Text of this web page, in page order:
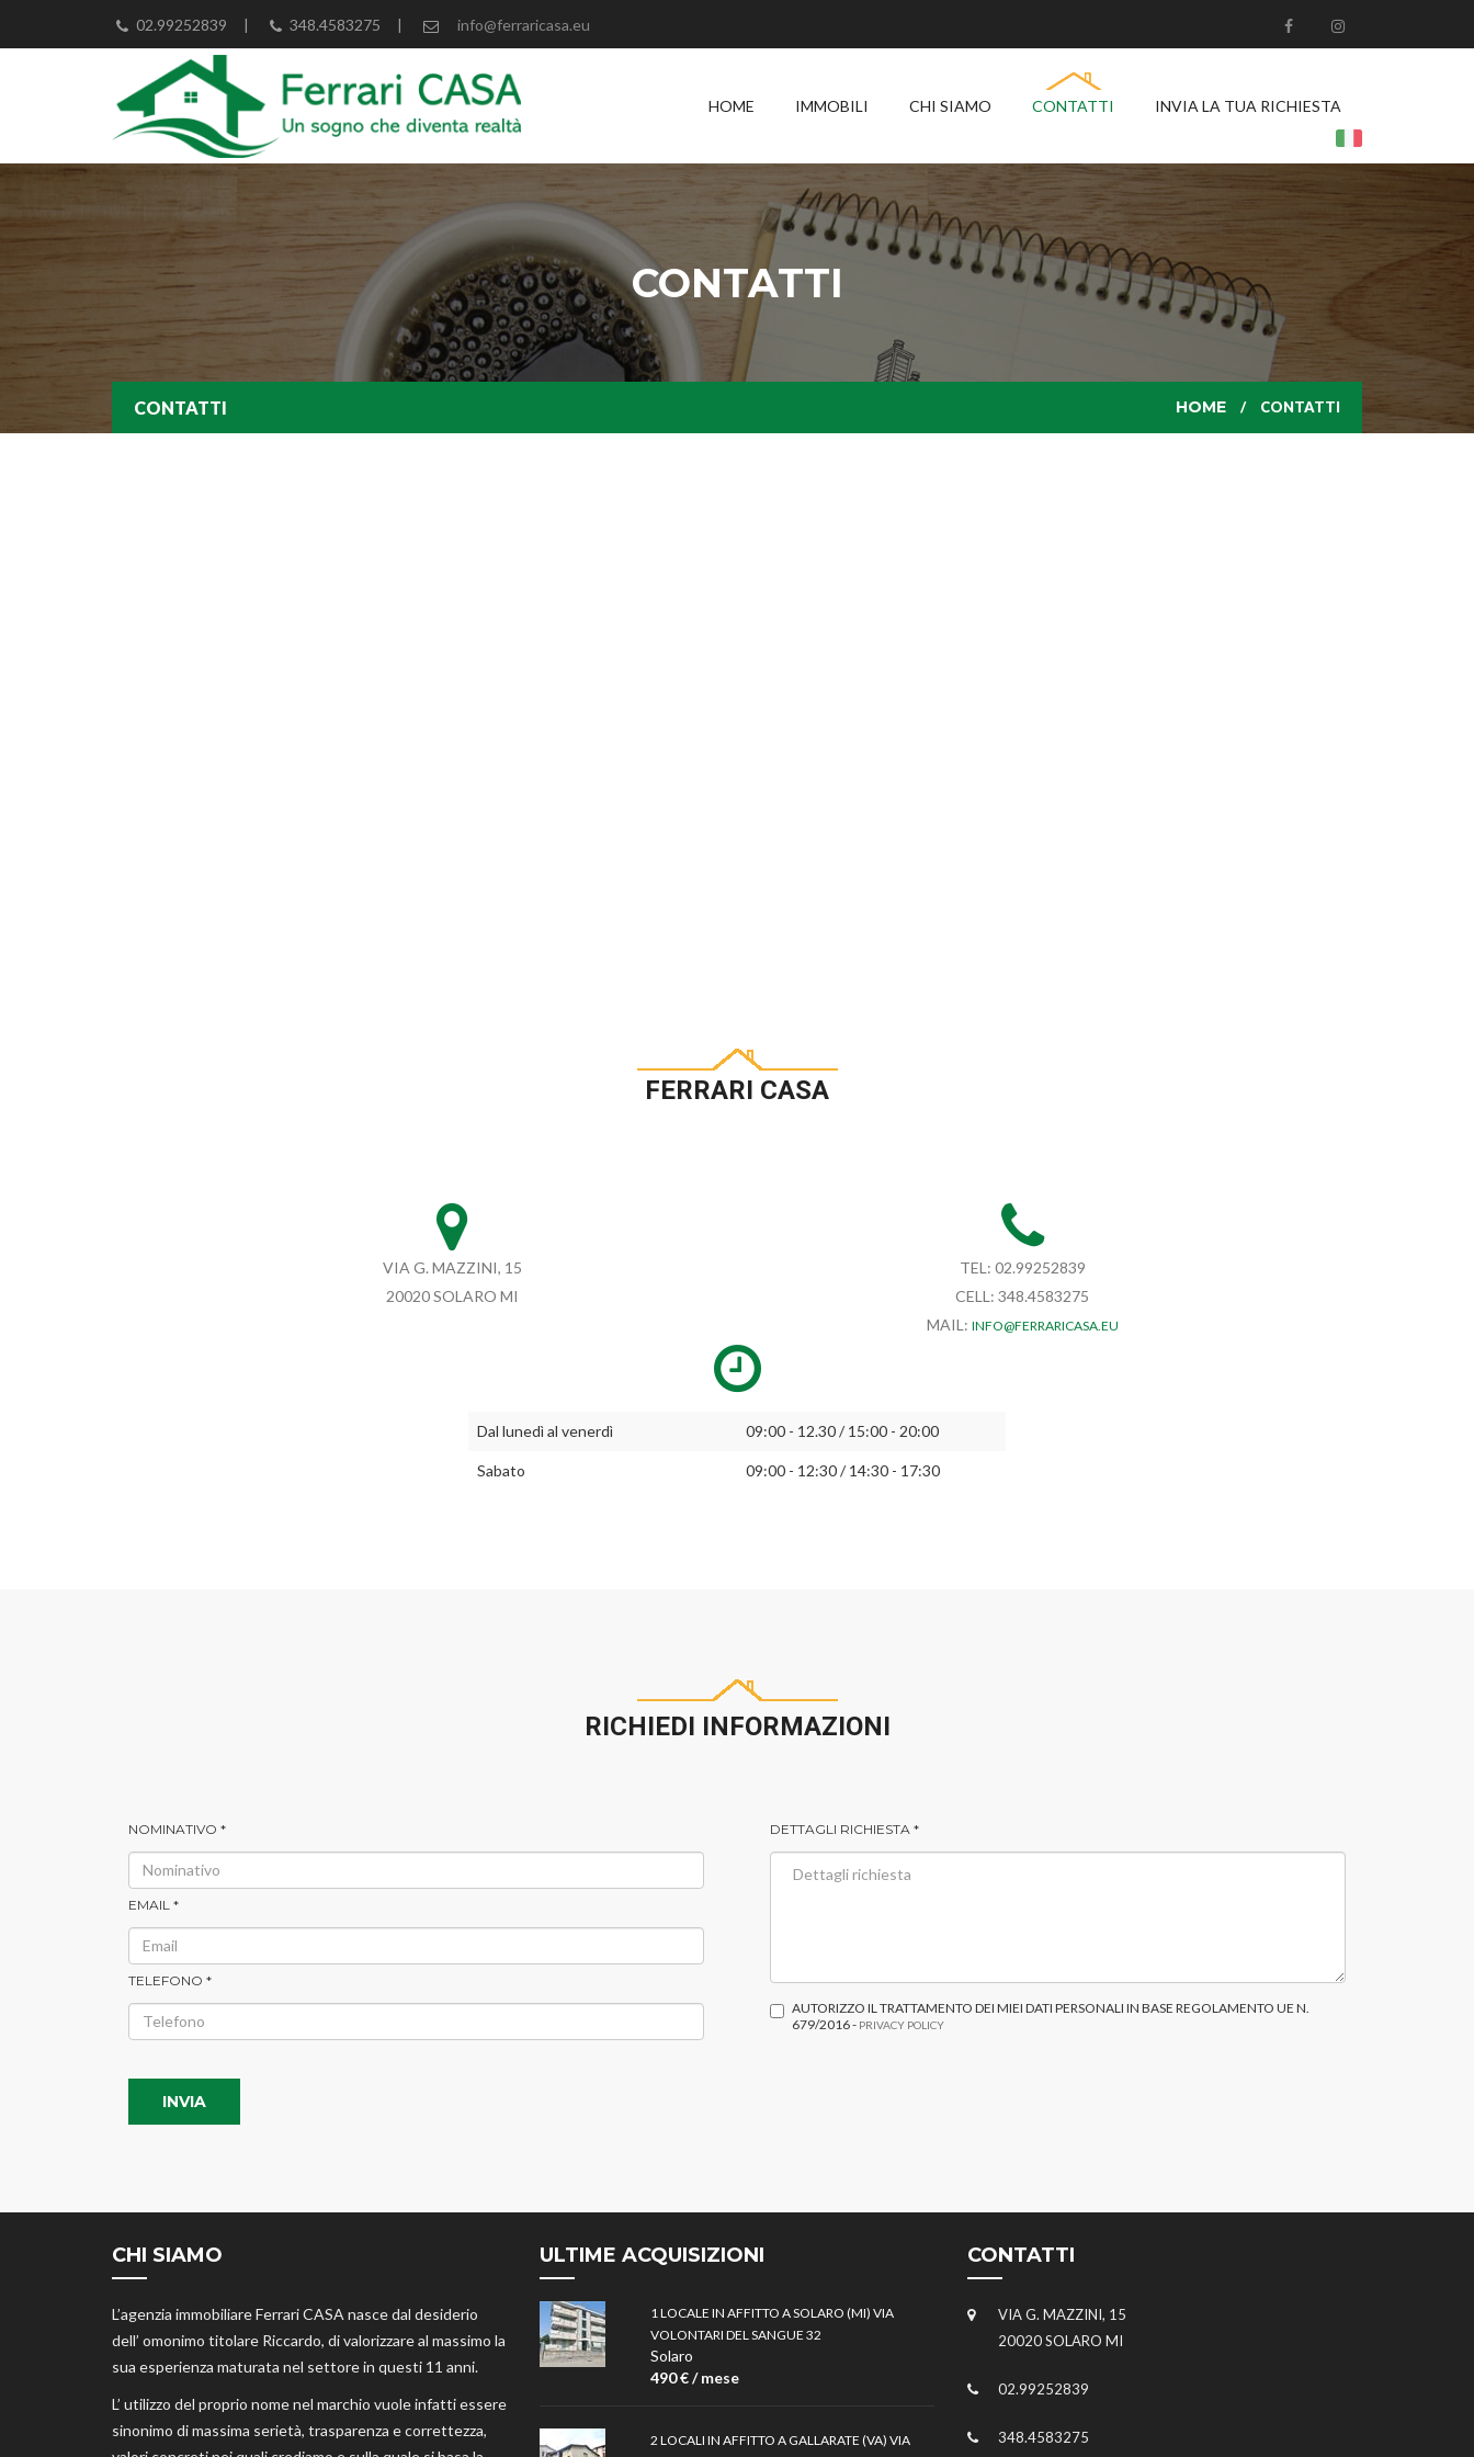
02.99252839 | 348.4583275 | info@ferraricasa.eu
HOME IMMOBILI CHI SIAMO CONTATTI INVIA LA TUA RICHIESTA
CONTATTI
CONTATTI HOME CONTATTI
FERRARI CASA
VIA G. MAZZINI, 15
20020 SOLARO MI
TEL: 02.99252839
CELL: 348.4583275
MAIL: INFO@FERRARICASA.EU
Dal lunedì al venerdì 09:00 - 12.30 / 15:00 - 20:00
Sabato 09:00 - 12:30 / 14:30 - 17:30
RICHIEDI INFORMAZIONI
NOMINATIVO *
EMAIL *
TELEFONO *
DETTAGLI RICHIESTA *
AUTORIZZO IL TRATTAMENTO DEI MIEI DATI PERSONALI IN BASE REGOLAMENTO UE N.
679/2016 - PRIVACY POLICY
INVIA
CHI SIAMO
L’agenzia immobiliare Ferrari CASA nasce dal desiderio
dell’ omonimo titolare Riccardo, di valorizzare al massimo la
sua esperienza maturata nel settore in questi 11 anni.
L’ utilizzo del proprio nome nel marchio vuole infatti essere
sinonimo di massima serietà, trasparenza e correttezza,
ULTIME ACQUISIZIONI
1 LOCALE IN AFFITTO A SOLARO (MI) VIA
VOLONTARI DEL SANGUE 32
Solaro
490 € / mese
2 LOCALI IN AFFITTO A GALLARATE (VA) VIA
CONTATTI
VIA G. MAZZINI, 15
20020 SOLARO MI
02.99252839
348.4583275